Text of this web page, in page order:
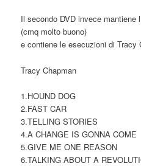
Il secondo DVD invece mantiene
(cmq molto buono)
e contiene le esecuzioni di Tracy
Tracy Chapman
1.HOUND DOG
2.FAST CAR
3.TELLING STORIES
4.A CHANGE IS GONNA COME
5.GIVE ME ONE REASON
6.TALKING ABOUT A